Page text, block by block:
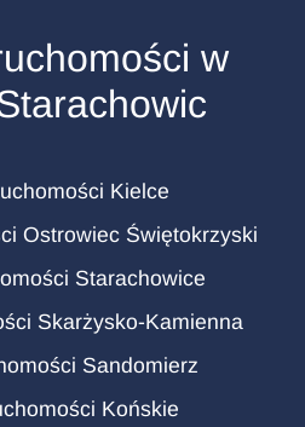
w
Kielce
Ostrowiec Świętokrzyski
Starachowice
Skarżysko-Kamienna
Sandomierz
Końskie